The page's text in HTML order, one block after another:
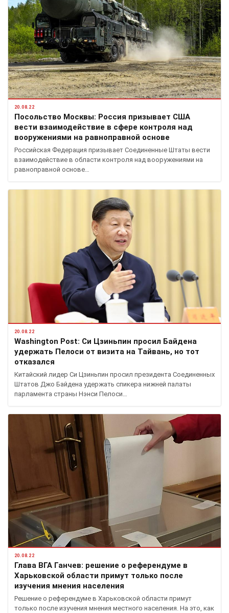
20.08.22
Посольство Москвы: Россия призывает США
вести взаимодействие в сфере контроля над
вооружениями на равноправной основе
Российская Федерация призывает Соединенные Штаты вести
взаимодействие в области контроля над вооружениями на
равноправной основе…
20.08.22
Washington Post: Си Цзиньпин просил Байдена
удержать Пелоси от визита на Тайвань, но тот
отказался
Китайский лидер Си Цзиньпин просил президента Соединенных
Штатов Джо Байдена удержать спикера нижней палаты
парламента страны Нэнси Пелоси…
20.08.22
Глава ВГА Ганчев: решение о референдуме в
Харьковской области примут только после
изучения мнения населения
Решение о референдуме в Харьковской области примут
только после изучения мнения местного населения. На это, как